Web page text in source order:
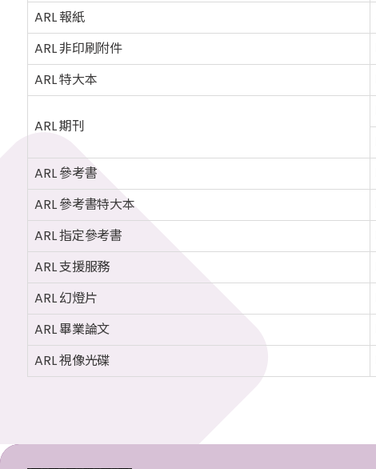
ARL 報紙
ARL 非印刷附件
ARL 特大本
ARL 期刊
ARL 參考書
ARL 參考書特大本
ARL 指定參考書
ARL 支援服務
ARL 幻燈片
ARL 畢業論文
ARL 視像光碟